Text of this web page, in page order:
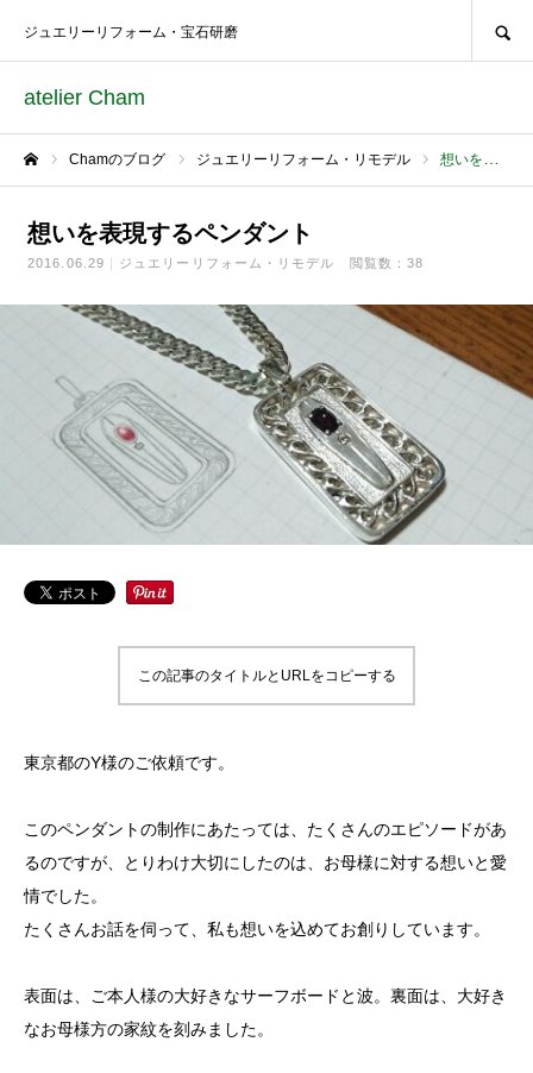
atelier Cham
ジュエリーリフォーム・宝石研磨
Chamのブログ ジュエリーリフォーム・リモデル 想いを表現するペンダント
想いを表現するペンダント
2016.06.29 ジュエリーリフォーム・リモデル 閲覧数：38
この記事のタイトルとURLをコピーする
東京都のY様のご依頼です。
このペンダントの制作にあたっては、たくさんのエピソードがあ
るのですが、とりわけ大切にしたのは、お母様に対する想いと愛
情でした。
たくさんお話を伺って、私も想いを込めてお創りしています。
表面は、ご本人様の大好きなサーフボードと波。裏面は、大好き
なお母様方の家紋を刻みました。